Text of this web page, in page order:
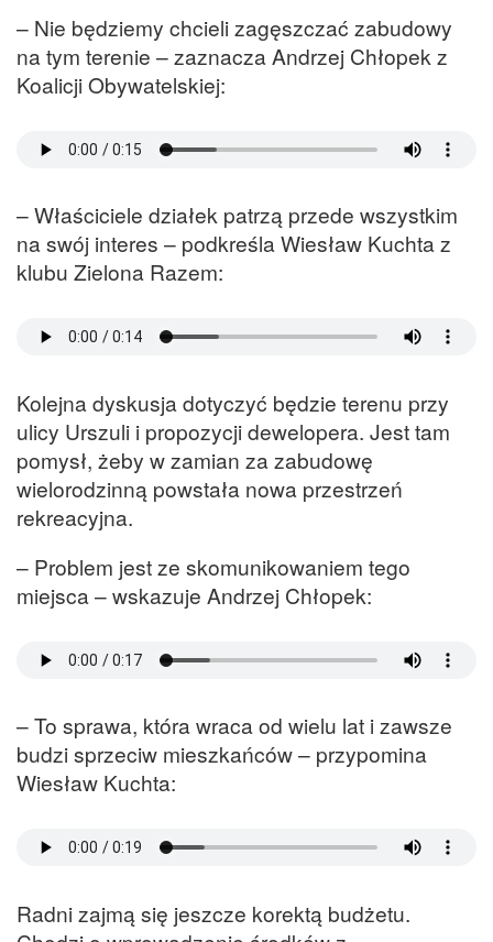
– Nie będziemy chcieli zagęszczać zabudowy
na tym terenie – zaznacza Andrzej Chłopek z
Koalicji Obywatelskiej:
– Właściciele działek patrzą przede wszystkim
na swój interes – podkreśla Wiesław Kuchta z
klubu Zielona Razem:
Kolejna dyskusja dotyczyć będzie terenu przy
ulicy Urszuli i propozycji dewelopera. Jest tam
pomysł, żeby w zamian za zabudowę
wielorodzinną powstała nowa przestrzeń
rekreacyjna.
– Problem jest ze skomunikowaniem tego
miejsca – wskazuje Andrzej Chłopek:
– To sprawa, która wraca od wielu lat i zawsze
budzi sprzeciw mieszkańców – przypomina
Wiesław Kuchta:
Radni zajmą się jeszcze korektą budżetu.